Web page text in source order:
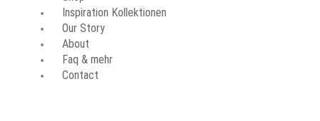
Inspiration Kollektionen
Our Story
About
Faq & mehr
Contact